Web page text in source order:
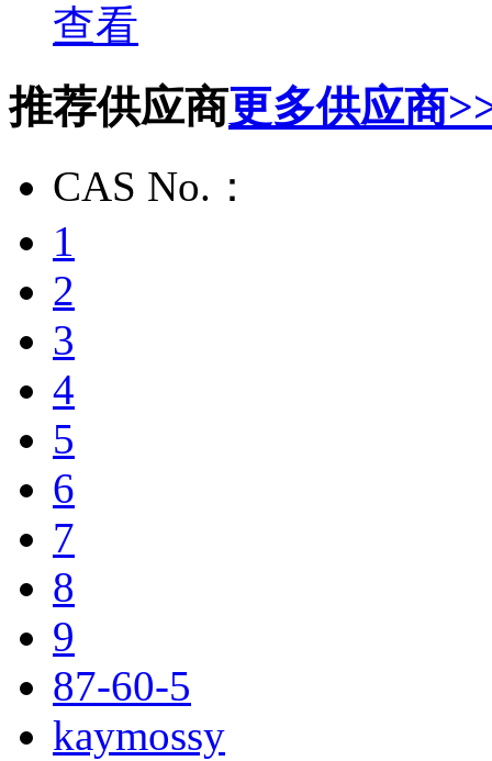
查看
推荐供应商更多供应商
CAS No.：
1
2
3
4
5
6
7
8
9
87-60-5
kaymossy